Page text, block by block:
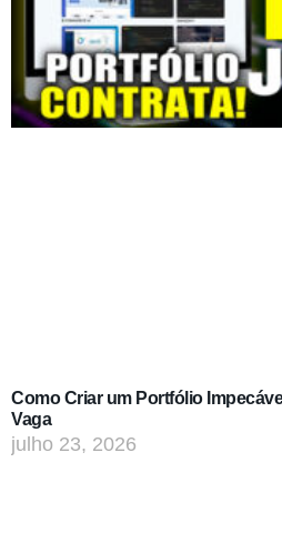
Como Criar um Portfólio
Vaga
julho 23, 2026